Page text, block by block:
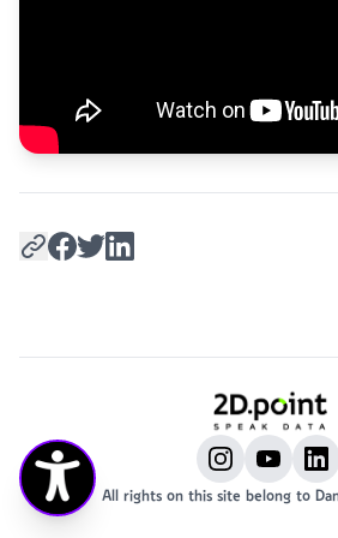
All rights on this site belong to